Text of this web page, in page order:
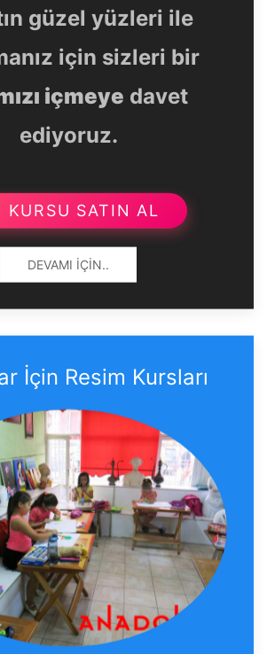
güzel yüzleri ile
için sizleri bir
içmeye davet
ediyoruz.
KURSU SATIN AL
DEVAMI İÇIN..
İçin Resim Kursları